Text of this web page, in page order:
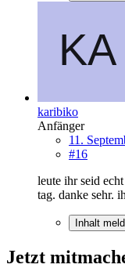
karibiko
Anfänger
11.
#16
leute ihr seid
tag. danke sehr.
Inhalt
Jetzt